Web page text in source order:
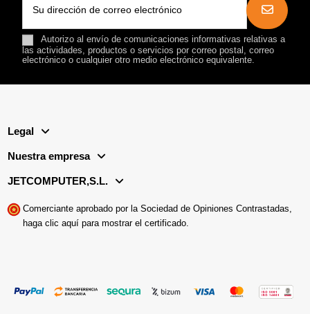
Autorizo al envío de comunicaciones informativas relativas a
las actividades, productos o servicios por correo postal, correo
electrónico o cualquier otro medio electrónico equivalente.
Legal
Nuestra empresa
JETCOMPUTER,S.L.
Comerciante aprobado por la Sociedad de Opiniones Contrastadas,
haga clic aquí para mostrar el certificado